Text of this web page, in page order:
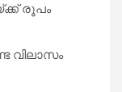
രൂപം
വിലാസം